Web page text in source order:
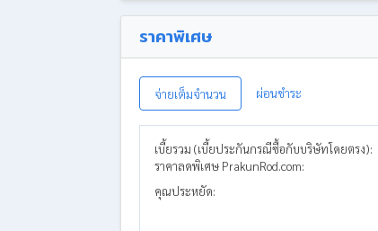
ราคาพิเศษ
จ่ายเต็มจำนวน ผ่อนชำระ
เบี้ยรวม (เบี้ยประกันกรณีซื้อกับบริษัทโดยตรง):
ราคาลดพิเศษ PrakunRod.com:
คุณประหยัด: